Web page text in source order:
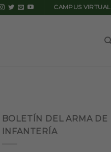
CAMPUS VIRTUAL
BOLETÍN DEL ARMA DE
INFANTERÍA